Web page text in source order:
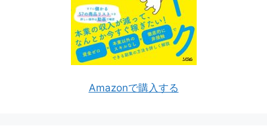
Amazonで購入する